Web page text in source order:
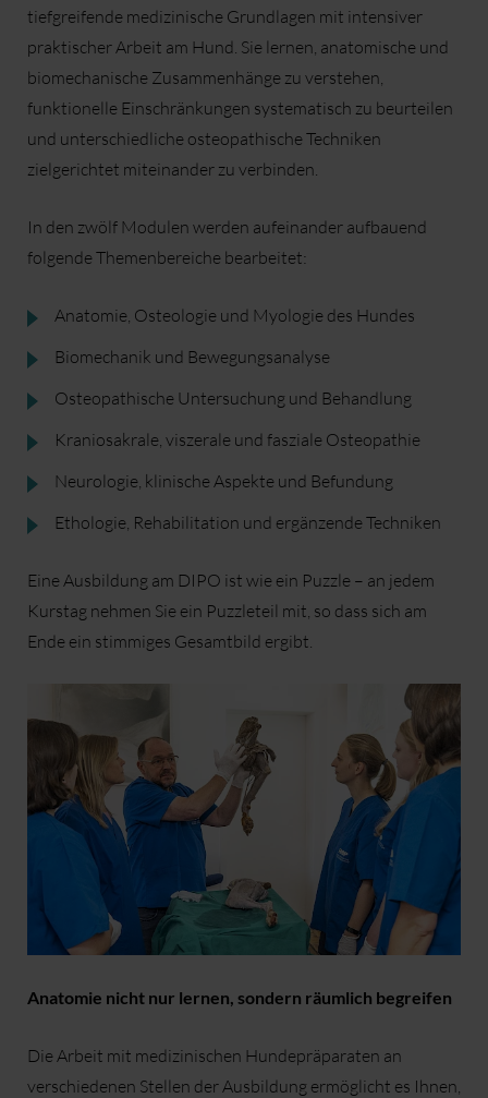
tiefgreifende medizinische Grundlagen mit intensiver
praktischer Arbeit am Hund. Sie lernen, anatomische und
biomechanische Zusammenhänge zu verstehen,
funktionelle Einschränkungen systematisch zu beurteilen
und unterschiedliche osteopathische Techniken
zielgerichtet miteinander zu verbinden.
In den zwölf Modulen werden aufeinander aufbauend
folgende Themenbereiche bearbeitet:
Anatomie, Osteologie und Myologie des Hundes
Biomechanik und Bewegungsanalyse
Osteopathische Untersuchung und Behandlung
Kraniosakrale, viszerale und fasziale Osteopathie
Neurologie, klinische Aspekte und Befundung
Ethologie, Rehabilitation und ergänzende Techniken
Eine Ausbildung am DIPO ist wie ein Puzzle – an jedem
Kurstag nehmen Sie ein Puzzleteil mit, so dass sich am
Ende ein stimmiges Gesamtbild ergibt.
Anatomie nicht nur lernen, sondern räumlich begreifen
Die Arbeit mit medizinischen Hundepräparaten an
verschiedenen Stellen der Ausbildung ermöglicht es Ihnen,